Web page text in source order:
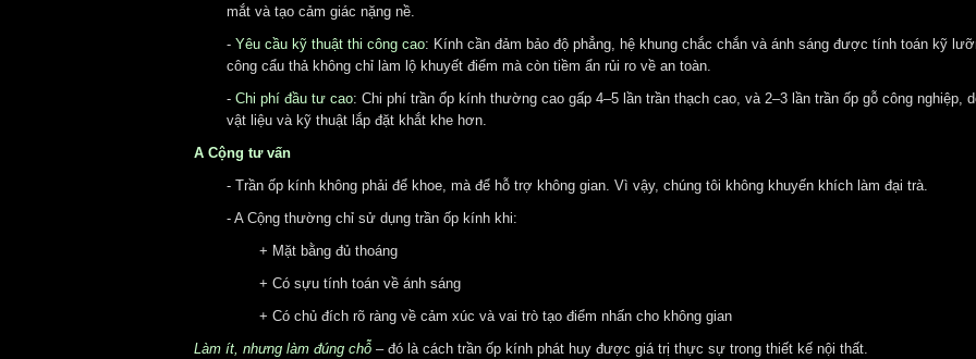
mắt và tạo cảm giác nặng nề.
- Yêu cầu kỹ thuật thi công cao: Kính cần đảm bảo độ phẳng, hệ khung chắc chắn và ánh sáng được tính toán kỹ
công cẩu thả không chỉ làm lộ khuyết điểm mà còn tiềm ẩn rủi ro về an toàn.
- Chi phí đầu tư cao: Chi phí trần ốp kính thường cao gấp 4–5 lần trần thạch cao, và 2–3 lần trần ốp gỗ công nghiệp,
vật liệu và kỹ thuật lắp đặt khắt khe hơn.
A Cộng tư vấn
- Trần ốp kính không phải để khoe, mà để hỗ trợ không gian. Vì vậy, chúng tôi không khuyến khích làm đại trà.
- A Cộng thường chỉ sử dụng trần ốp kính khi:
+ Mặt bằng đủ thoáng
+ Có sựu tính toán về ánh sáng
+ Có chủ đích rõ ràng về cảm xúc và vai trò tạo điểm nhấn cho không gian
Làm ít, nhưng làm đúng chỗ – đó là cách trần ốp kính phát huy được giá trị thực sự trong thiết kế nội thất.